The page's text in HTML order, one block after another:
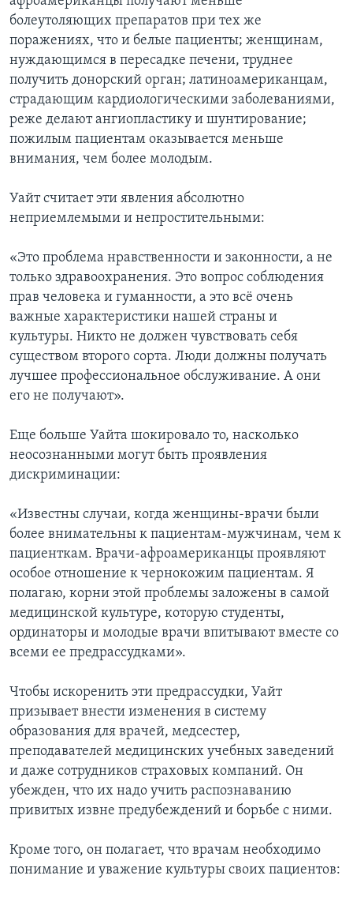
болеутоляющих препаратов при тех же
поражениях, что и белые пациенты; женщинам,
нуждающимся в пересадке печени, труднее
получить донорский орган; латиноамериканцам,
страдающим кардиологическими заболеваниями,
реже делают ангиопластику и шунтирование;
пожилым пациентам оказывается меньше
внимания, чем более молодым.
Уайт считает эти явления абсолютно
неприемлемыми и непростительными:
«Это проблема нравственности и законности, а не
только здравоохранения. Это вопрос соблюдения
прав человека и гуманности, а это всё очень
важные характеристики нашей страны и
культуры. Никто не должен чувствовать себя
существом второго сорта. Люди должны получать
лучшее профессиональное обслуживание. А они
его не получают».
Еще больше Уайта шокировало то, насколько
неосознанными могут быть проявления
дискриминации:
«Известны случаи, когда женщины-врачи были
более внимательны к пациентам-мужчинам, чем к
пациенткам. Врачи-афроамериканцы проявляют
особое отношение к чернокожим пациентам. Я
полагаю, корни этой проблемы заложены в самой
медицинской культуре, которую студенты,
ординаторы и молодые врачи впитывают вместе со
всеми ее предрассудками».
Чтобы искоренить эти предрассудки, Уайт
призывает внести изменения в систему
образования для врачей, медсестер,
преподавателей медицинских учебных заведений
и даже сотрудников страховых компаний. Он
убежден, что их надо учить распознаванию
привитых извне предубеждений и борьбе с ними.
Кроме того, он полагает, что врачам необходимо
понимание и уважение культуры своих пациентов: